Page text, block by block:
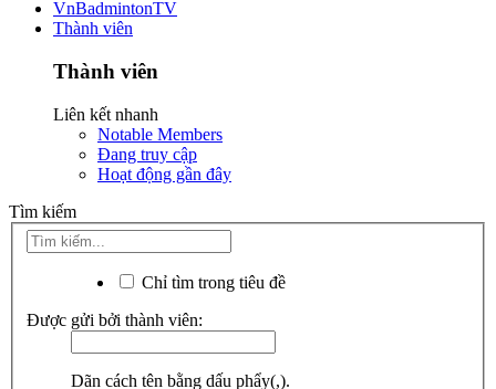
VnBadmintonTV
Thành viên
Thành viên
Liên kết nhanh
Notable Members
Đang truy cập
Hoạt động gần đây
Tìm kiếm
Chỉ tìm trong tiêu đề
Được gửi bởi thành viên:
Dãn cách tên bằng dấu phẩy(,).